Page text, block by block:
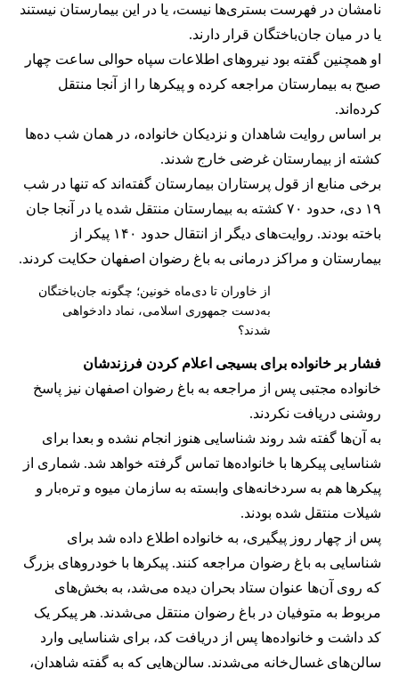
نامشان در فهرست بستری‌ها نیست، یا در این بیمارستان نیستند
یا در میان جان‌باختگان قرار دارند.
او همچنین گفته بود نیروهای اطلاعات سپاه حوالی ساعت چهار
صبح به بیمارستان مراجعه کرده و پیکرها را از آنجا منتقل
کرده‌اند.
بر اساس روایت شاهدان و نزدیکان خانواده، در همان شب ده‌ها
کشته از بیمارستان غرضی خارج شدند.
برخی منابع از قول پرستاران بیمارستان گفته‌اند که تنها در شب
۱۹ دی، حدود ۷۰ کشته به بیمارستان منتقل شده یا در آنجا جان
باخته بودند. روایت‌های دیگر از انتقال حدود ۱۴۰ پیکر از
بیمارستان و مراکز درمانی به باغ رضوان اصفهان حکایت کردند.
از خاوران تا دی‌ماه خونین؛ چگونه جان‌باختگان
به‌دست جمهوری اسلامی، نماد دادخواهی
شدند؟
فشار بر خانواده‌ برای بسیجی اعلام کردن فرزندشان
خانواده مجتبی پس از مراجعه به باغ رضوان اصفهان نیز پاسخ
روشنی دریافت نکردند.
به آن‌ها گفته شد روند شناسایی هنوز انجام نشده و بعدا برای
شناسایی پیکرها با خانواده‌ها تماس گرفته خواهد شد. شماری از
پیکرها هم به سردخانه‌های وابسته به سازمان میوه و تره‌بار و
شیلات منتقل شده بودند.
پس از چهار روز پیگیری، به خانواده اطلاع داده شد برای
شناسایی به باغ رضوان مراجعه کنند. پیکرها با خودروهای بزرگ
که روی آن‌ها عنوان ستاد بحران دیده می‌شد، به بخش‌های
مربوط به متوفیان در باغ رضوان منتقل می‌شدند. هر پیکر یک
کد داشت و خانواده‌ها پس از دریافت کد، برای شناسایی وارد
سالن‌های غسال‌خانه می‌شدند. سالن‌هایی که به گفته شاهدان،